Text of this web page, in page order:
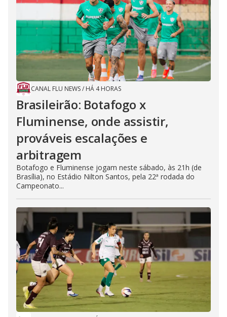
CANAL FLU NEWS/ HÁ 4 HORAS
Brasileirão: Botafogo x
Fluminense, onde assistir,
prováveis escalações e
arbitragem
Botafogo e Fluminense jogam neste sábado, às 21h (de
Brasília), no Estádio Nilton Santos, pela 22ª rodada do
Campeonato...